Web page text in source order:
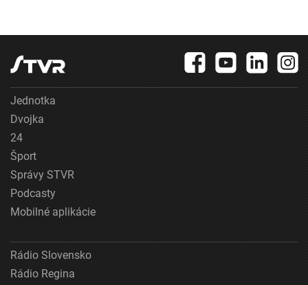
Jednotka
Dvojka
24
Šport
Správy STVR
Podcasty
Mobilné aplikácie
Rádio Slovensko
Rádio Regina